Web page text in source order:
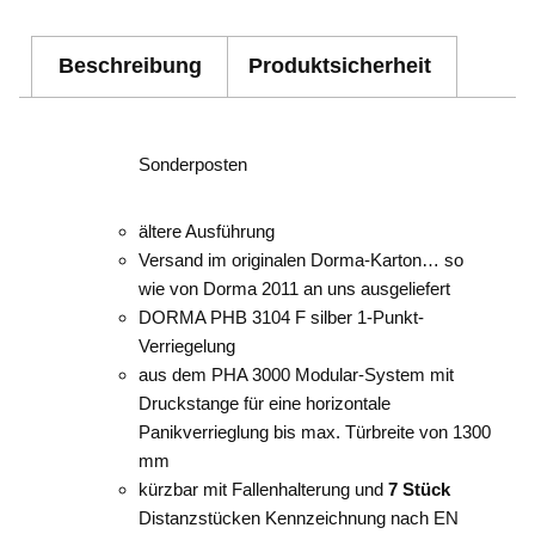
Beschreibung Produktsicherheit
Sonderposten
ältere Ausführung
Versand im originalen Dorma-Karton… so
wie von Dorma 2011 an uns ausgeliefert
DORMA PHB 3104 F silber 1-Punkt-
Verriegelung
aus dem PHA 3000 Modular-System mit
Druckstange für eine horizontale
Panikverrieglung bis max. Türbreite von 1300
mm
kürzbar mit Fallenhalterung und 7 Stück
Distanzstücken Kennzeichnung nach EN